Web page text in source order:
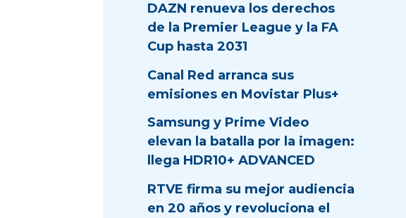
DAZN renueva los derechos
de la Premier League y la FA
Cup hasta 2031
Canal Red arranca sus
emisiones en Movistar Plus+
Samsung y Prime Video
elevan la batalla por la imagen:
llega HDR10+ ADVANCED
RTVE firma su mejor audiencia
en 20 años y revoluciona el